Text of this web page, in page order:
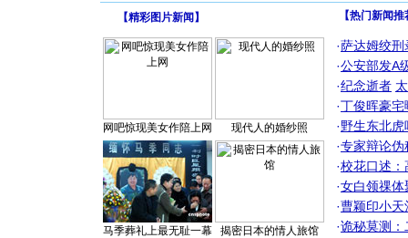
【精彩图片新闻 】
网吧惊现美女作陪上网 现代人的婚纱照
马季葬礼上最无耻一幕 揭密日本的情人旅馆
【热门新闻
·萨达姆绞刑
·公安部发A
·纪念逝者
·丁俊晖豪
·野生东北
·专家辩论伪
·校花口述：
·女白领祼体
·曹颖印小天
·诡秘莫测：